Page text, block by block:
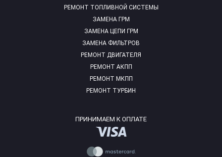
РЕМОНТ ТОПЛИВНОЙ СИСТЕМЫ
ЗАМЕНА ГРМ
ЗАМЕНА ЦЕПИ ГРМ
ЗАМЕНА ФИЛЬТРОВ
РЕМОНТ ДВИГАТЕЛЯ
РЕМОНТ АКПП
РЕМОНТ МКПП
РЕМОНТ ТУРБИН
ПРИНИМАЕМ К ОПЛАТЕ